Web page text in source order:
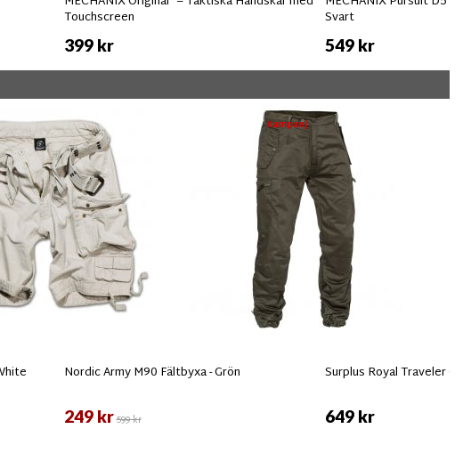
Touchscreen
399 kr
Svart
549 kr
Kampanj
Nordic Army M90 Fältbyxa - Grön
249 kr599 kr
Surplus Royal Traveler
649 kr